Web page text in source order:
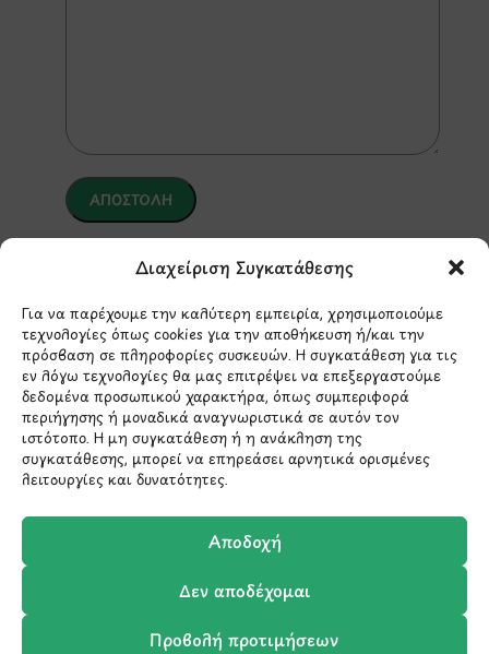
Διαχείριση Συγκατάθεσης
Για να παρέχουμε την καλύτερη εμπειρία, χρησιμοποιούμε
τεχνολογίες όπως cookies για την αποθήκευση ή/και την
πρόσβαση σε πληροφορίες συσκευών. Η συγκατάθεση για τις
εν λόγω τεχνολογίες θα μας επιτρέψει να επεξεργαστούμε
δεδομένα προσωπικού χαρακτήρα, όπως συμπεριφορά
περιήγησης ή μοναδικά αναγνωριστικά σε αυτόν τον
ιστότοπο. Η μη συγκατάθεση ή η ανάκληση της
συγκατάθεσης, μπορεί να επηρεάσει αρνητικά ορισμένες
λειτουργίες και δυνατότητες.
Αποδοχή
Δεν αποδέχομαι
Προβολή προτιμήσεων
reCAPTCHA και ισχύουν ηΠολιτική Απορρήτου
Όροι Παροχής Υπηρεσιών της Google.
ΣΤΟΙΧΕΙΑ ΕΠΙΚΟΙΝΩΝΙΑΣ
Holargos Center (Ισόγειο)
Λ.Περικλέους 56,
Χολαργός 15561